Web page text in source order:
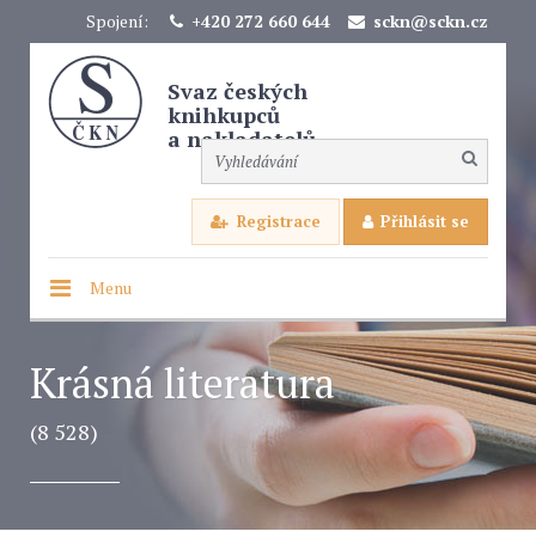
Spojení: +420 272 660 644 sckn@sckn.cz
Svaz českých
knihkupců
a nakladatelů
Registrace Přihlásit se
Menu
Krásná literatura
(8 528)